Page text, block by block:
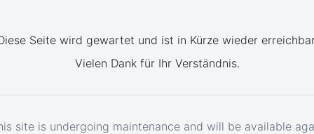
Seite wird gewartet und ist in Kürze wieder
Vielen Dank für Ihr Verständnis.
site is undergoing maintenance and will be available